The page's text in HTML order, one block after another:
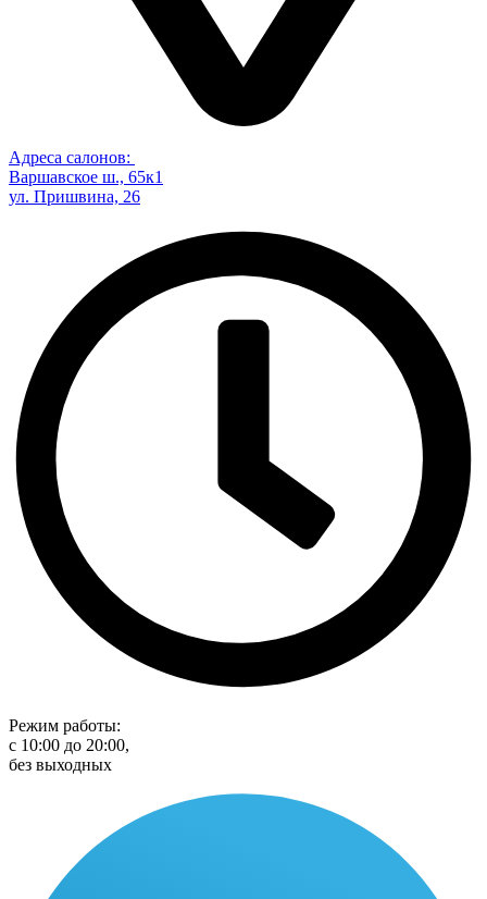
Адреса салонов:
Варшавское ш., 65к1
ул. Пришвина, 26
Режим работы:
с 10:00 до 20:00,
без выходных